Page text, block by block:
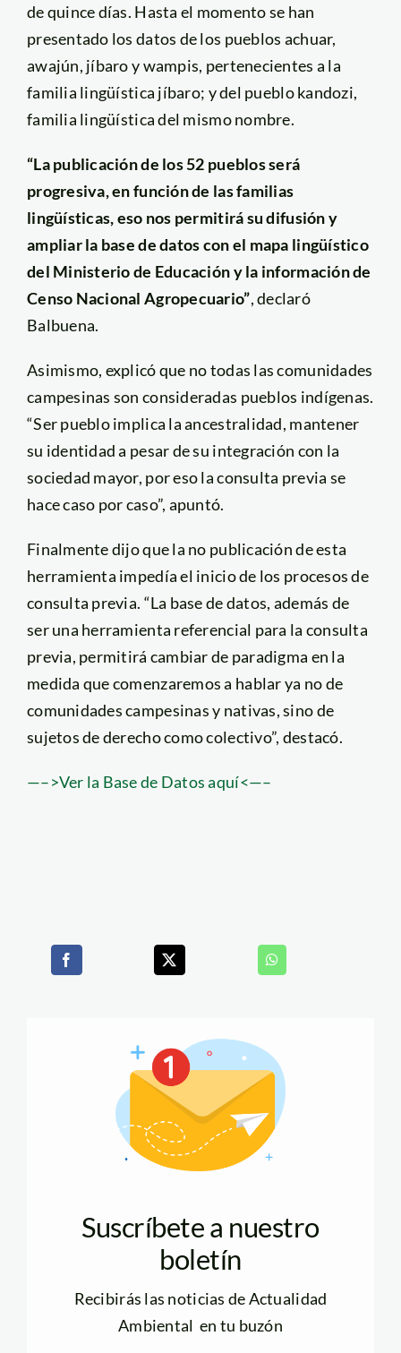
de quince días. Hasta el momento se han
presentado los datos de los pueblos achuar,
awajún, jíbaro y wampis, pertenecientes a la
familia lingüística jíbaro; y del pueblo kandozi,
familia lingüística del mismo nombre.
“La publicación de los 52 pueblos será
progresiva, en función de las familias
lingüísticas, eso nos permitirá su difusión y
ampliar la base de datos con el mapa lingüístico
del Ministerio de Educación y la información de
Censo Nacional Agropecuario”, declaró
Balbuena.
Asimismo, explicó que no todas las comunidades
campesinas son consideradas pueblos indígenas.
“Ser pueblo implica la ancestralidad, mantener
su identidad a pesar de su integración con la
sociedad mayor, por eso la consulta previa se
hace caso por caso”, apuntó.
Finalmente dijo que la no publicación de esta
herramienta impedía el inicio de los procesos de
consulta previa. “La base de datos, además de
ser una herramienta referencial para la consulta
previa, permitirá cambiar de paradigma en la
medida que comenzaremos a hablar ya no de
comunidades campesinas y nativas, sino de
sujetos de derecho como colectivo”, destacó.
—–>Ver la Base de Datos aquí<—–
Suscríbete a nuestro
boletín
Recibirás las noticias de Actualidad
Ambiental en tu buzón